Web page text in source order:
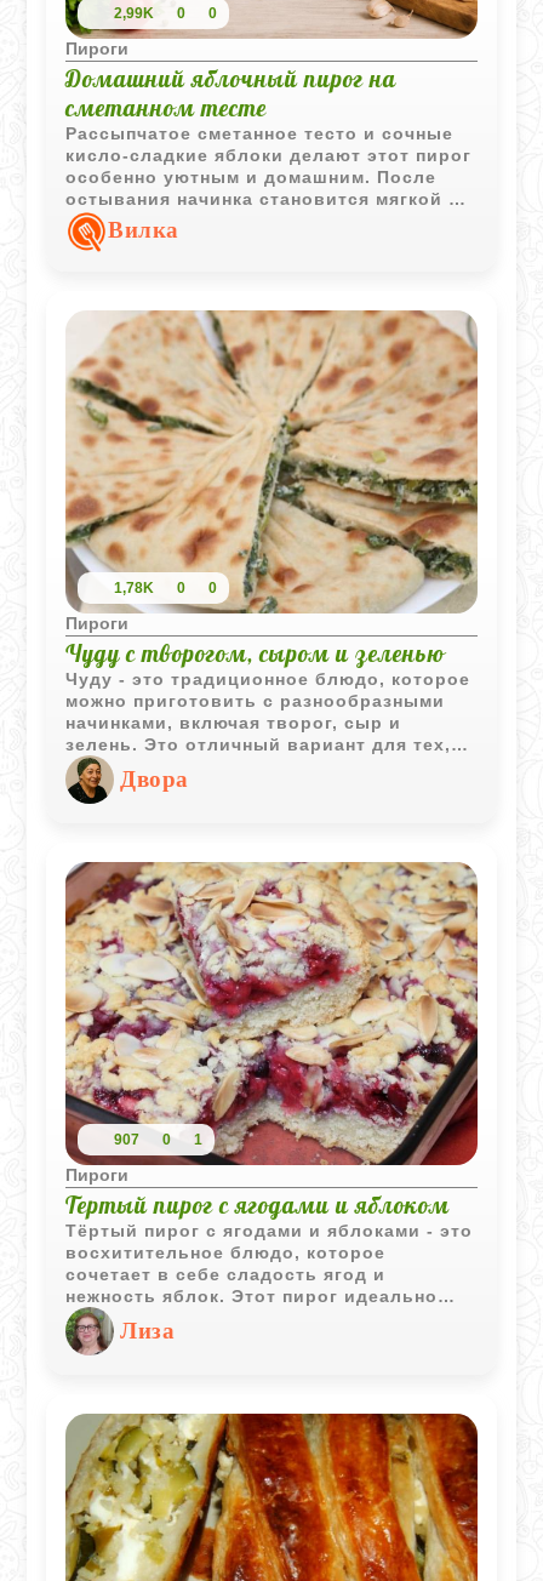
2,99K 0 0
Пироги
Домашний яблочный пирог на
сметанном тесте
Рассыпчатое сметанное тесто и сочные
кисло-сладкие яблоки делают этот пирог
особенно уютным и домашним. После
остывания начинка становится мягкой и
ароматной, а тесто приятно хрустит по
краям.Вилка
1,78K 0 0
Пироги
Чуду с творогом, сыром и зеленью
Чуду - это традиционное блюдо, которое
можно приготовить с разнообразными
начинками, включая творог, сыр и
зелень. Это отличный вариант для тех,
кто ищет что-то новое и вкусное для
своего стола. Приготовление чуду не
требует много времени, и вы можете
ароматного сыра и свежей зелени делает
чуду не только вкусным, но и полезным
выбором.
Двора
907 0 1
Пироги
Тертый пирог с ягодами и яблоком
Тёртый пирог с ягодами и яблоками - это
восхитительное блюдо, которое
сочетает в себе сладость ягод и
нежность яблок. Этот пирог идеально
подходит для семейных посиделок или
праздничного стола.
Лиза